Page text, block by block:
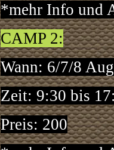
*mehr Info und
CAMP 2:
Wann: 6/7/8
Zeit: 9:30 bis
Preis: 200